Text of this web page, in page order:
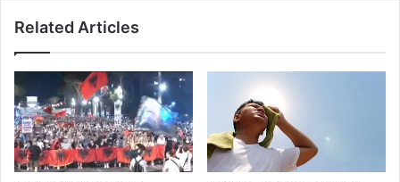
Related Articles